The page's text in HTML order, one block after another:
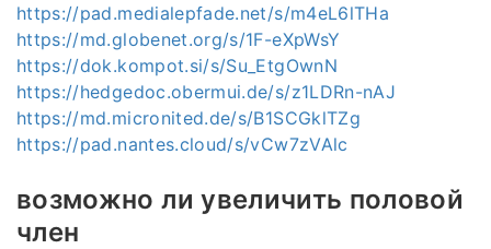
https://pad.medialepfade.net/s/m4eL6lTHa
https://md.globenet.org/s/1F-eXpWsY
https://dok.kompot.si/s/Su_EtgOwnN
https://hedgedoc.obermui.de/s/z1LDRn-nAJ
https://md.micronited.de/s/B1SCGklTZg
https://pad.nantes.cloud/s/vCw7zVAlc
возможно ли увеличить половой
член